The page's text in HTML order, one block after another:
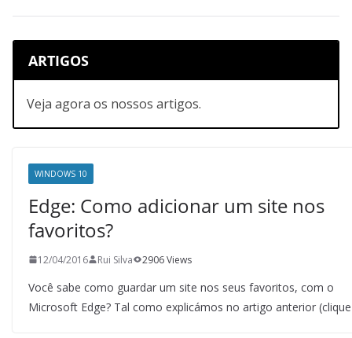
ARTIGOS
Veja agora os nossos artigos.
WINDOWS 10
Edge: Como adicionar um site nos
favoritos?
12/04/2016 Rui Silva 2906 Views
Você sabe como guardar um site nos seus favoritos, com o
Microsoft Edge? Tal como explicámos no artigo anterior (clique